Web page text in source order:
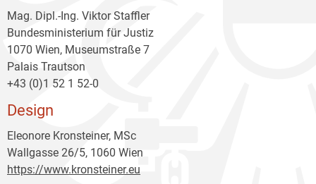
Mag. Dipl.-Ing. Viktor Staffler
Bundesministerium für Justiz
1070 Wien, Museumstraße 7
Palais Trautson
+43 (0)1 52 1 52-0
Design
Eleonore Kronsteiner, MSc
Wallgasse 26/5, 1060 Wien
https://www.kronsteiner.eu